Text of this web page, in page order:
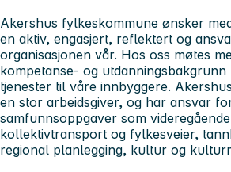
Akershus fylkeskommune ønsker
en aktiv, engasjert, reflektert og
organisasjonen vår. Hos oss møtes
kompetanse- og
tjenester til våre innbyggere.
en stor arbeidsgiver, og har ansvar
samfunnsoppgaver som
kollektivtransport og fylkesveier,
regional planlegging, kultur og